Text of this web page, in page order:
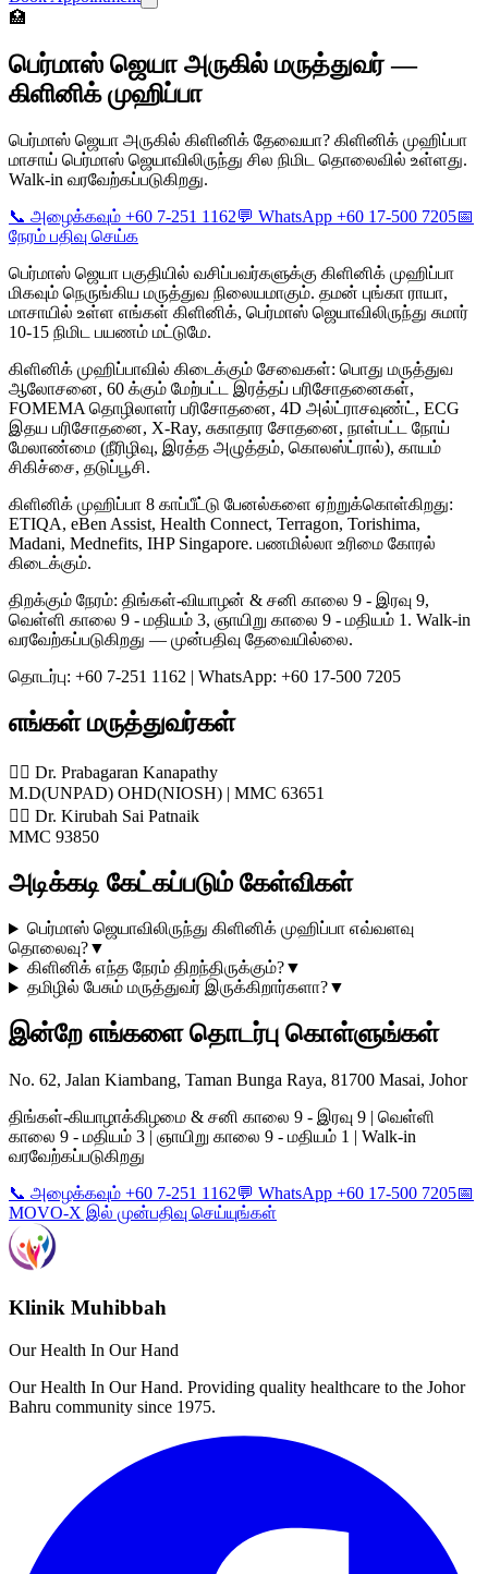
🏥
பெர்மாஸ் ஜெயா அருகில் மருத்துவர் —
கிளினிக் முஹிப்பா
பெர்மாஸ் ஜெயா அருகில் கிளினிக் தேவையா? கிளினிக் முஹிப்பா
மாசாய் பெர்மாஸ் ஜெயாவிலிருந்து சில நிமிட தொலைவில் உள்ளது.
Walk-in வரவேற்கப்படுகிறது.
📞 அழைக்கவும் +60 7-251 1162💬 WhatsApp +60 17-500 7205📅
நேரம் பதிவு செய்க
பெர்மாஸ் ஜெயா பகுதியில் வசிப்பவர்களுக்கு கிளினிக் முஹிப்பா
மிகவும் நெருங்கிய மருத்துவ நிலையமாகும். தமன் புங்கா ராயா,
மாசாயில் உள்ள எங்கள் கிளினிக், பெர்மாஸ் ஜெயாவிலிருந்து சுமார்
10-15 நிமிட பயணம் மட்டுமே.
கிளினிக் முஹிப்பாவில் கிடைக்கும் சேவைகள்: பொது மருத்துவ
ஆலோசனை, 60 க்கும் மேற்பட்ட இரத்தப் பரிசோதனைகள்,
FOMEMA தொழிலாளர் பரிசோதனை, 4D அல்ட்ராசவுண்ட், ECG
இதய பரிசோதனை, X-Ray, சுகாதார சோதனை, நாள்பட்ட நோய்
மேலாண்மை (நீரிழிவு, இரத்த அழுத்தம், கொலஸ்ட்ரால்), காயம்
சிகிச்சை, தடுப்பூசி.
கிளினிக் முஹிப்பா 8 காப்பீட்டு பேனல்களை ஏற்றுக்கொள்கிறது:
ETIQA, eBen Assist, Health Connect, Terragon, Torishima,
Madani, Mednefits, IHP Singapore. பணமில்லா உரிமை கோரல்
கிடைக்கும்.
திறக்கும் நேரம்: திங்கள்-வியாழன் & சனி காலை 9 - இரவு 9,
வெள்ளி காலை 9 - மதியம் 3, ஞாயிறு காலை 9 - மதியம் 1. Walk-in
வரவேற்கப்படுகிறது — முன்பதிவு தேவையில்லை.
தொடர்பு: +60 7-251 1162 | WhatsApp: +60 17-500 7205
எங்கள் மருத்துவர்கள்
👨‍⚕️ Dr. Prabagaran Kanapathy
M.D(UNPAD) OHD(NIOSH) | MMC 63651
👨‍⚕️ Dr. Kirubah Sai Patnaik
MMC 93850
அடிக்கடி கேட்கப்படும் கேள்விகள்
பெர்மாஸ் ஜெயாவிலிருந்து கிளினிக் முஹிப்பா எவ்வளவு
தொலைவு?▼
கிளினிக் எந்த நேரம் திறந்திருக்கும்?▼
தமிழில் பேசும் மருத்துவர் இருக்கிறார்களா?▼
இன்றே எங்களை தொடர்பு கொள்ளுங்கள்
No. 62, Jalan Kiambang, Taman Bunga Raya, 81700 Masai, Johor
திங்கள்-கியாழாக்கிழமை & சனி காலை 9 - இரவு 9 | வெள்ளி
காலை 9 - மதியம் 3 | ஞாயிறு காலை 9 - மதியம் 1 | Walk-in
வரவேற்கப்படுகிறது
📞 அழைக்கவும் +60 7-251 1162💬 WhatsApp +60 17-500 7205📅
MOVO-X இல் முன்பதிவு செய்யுங்கள்
Klinik Muhibbah
Our Health In Our Hand
Our Health In Our Hand. Providing quality healthcare to the Johor
Bahru community since 1975.